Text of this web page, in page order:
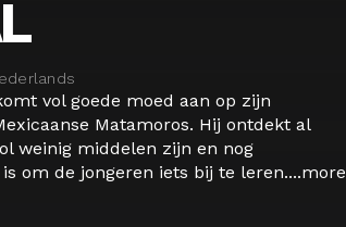
vol goede moed aan op zijn
Matamoros. Hij ontdekt al
weinig middelen zijn en nog
om de jongeren iets bij te leren....more